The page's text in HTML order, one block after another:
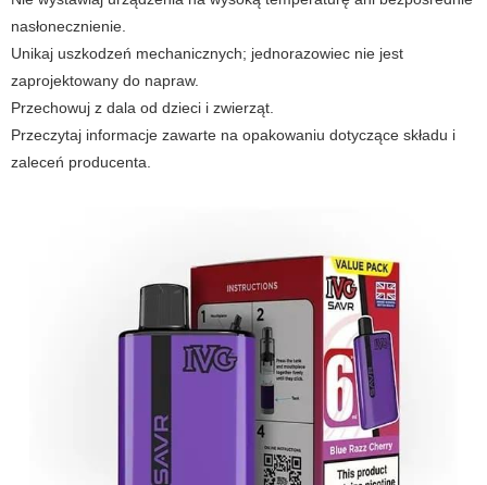
nasłonecznienie.
Unikaj uszkodzeń mechanicznych; jednorazowiec nie jest
zaprojektowany do napraw.
Przechowuj z dala od dzieci i zwierząt.
Przeczytaj informacje zawarte na opakowaniu dotyczące składu i
zaleceń producenta.